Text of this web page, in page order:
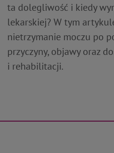
ta dolegliwość i kiedy
lekarskiej? W tym
nietrzymanie moczu po
przyczyny, objawy oraz
i rehabilitacji.